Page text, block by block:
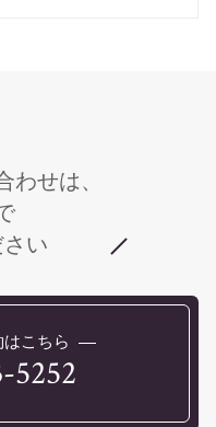
わせは、
い
こちら
5252